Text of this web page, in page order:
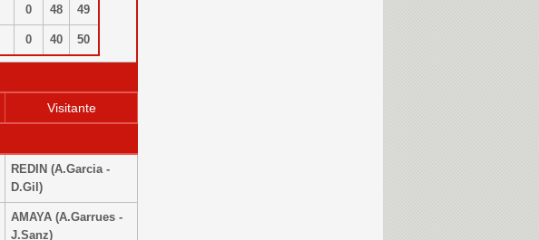
0 48 49
0 40 50
Visitante
REDIN (A.Garcia -
D.Gil)
AMAYA (A.Garrues -
J.Sanz)